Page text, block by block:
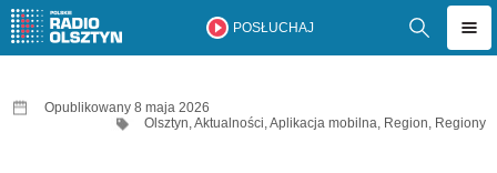
POSŁUCHAJ
Opublikowany 8 maja 2026
Olsztyn,Aktualności,Aplikacja mobilna, Region, Regiony